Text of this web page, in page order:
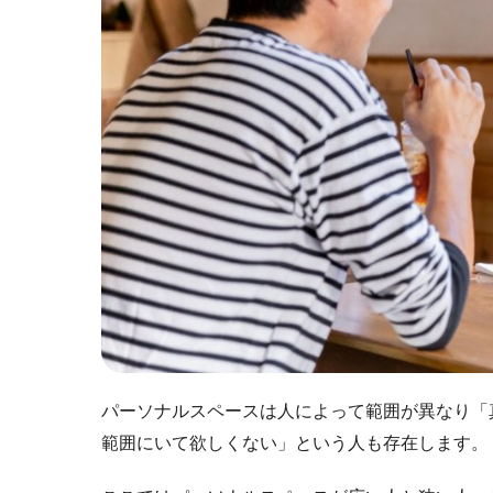
パーソナルスペースは人によって範囲が異なり
範囲にいて欲しくない」という人も存在します。